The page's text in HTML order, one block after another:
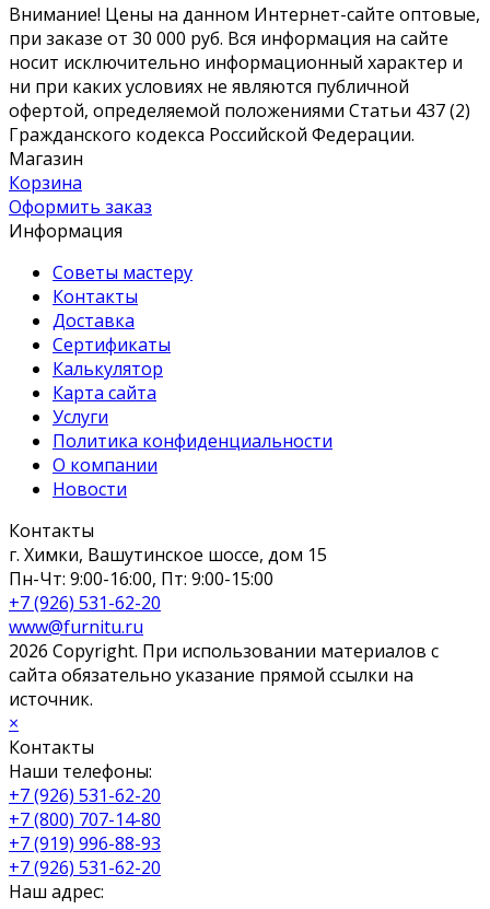
Внимание! Цены на данном Интернет-сайте оптовые,
при заказе от 30 000 руб. Вся информация на сайте
носит исключительно информационный характер и
ни при каких условиях не являются публичной
офертой, определяемой положениями Статьи 437 (2)
Гражданского кодекса Российской Федерации.
Магазин
Корзина
Оформить заказ
Информация
Советы мастеру
Контакты
Доставка
Сертификаты
Калькулятор
Карта сайта
Услуги
Политика конфиденциальности
О компании
Новости
Контакты
г. Химки, Вашутинское шоссе, дом 15
Пн-Чт: 9:00-16:00, Пт: 9:00-15:00
+7 (926) 531-62-20
www@furnitu.ru
2026 Copyright. При использовании материалов с
сайта обязательно указание прямой ссылки на
источник.
×
Контакты
Наши телефоны:
+7 (926) 531-62-20
+7 (800) 707-14-80
+7 (919) 996-88-93
+7 (926) 531-62-20
Наш адрес: